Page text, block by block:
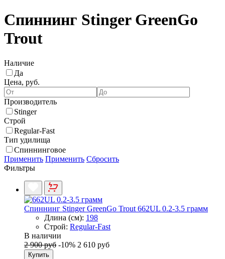
Спиннинг Stinger GreenGo
Trout
Наличие
Да
Цена, руб.
Производитель
Stinger
Строй
Regular-Fast
Тип удилища
Спиннинговое
Применить Применить Сбросить
Фильтры
Спиннинг Stinger GreenGo Trout 662UL 0.2-3.5 грамм
Длина (см): 198
Строй: Regular-Fast
В наличии
2 900 руб -10% 2 610 руб
Купить